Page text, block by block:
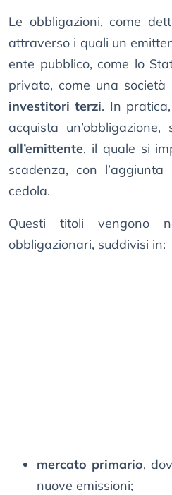
Le obbligazioni, come
attraverso i quali un
ente pubblico, come lo
privato, come una società
investitori terzi. In
acquista un’obbligazione,
all’emittente, il quale si
scadenza, con
cedola.
Questi titoli vengono
obbligazionari, suddivisi in:
mercato primario,
nuove emissioni;